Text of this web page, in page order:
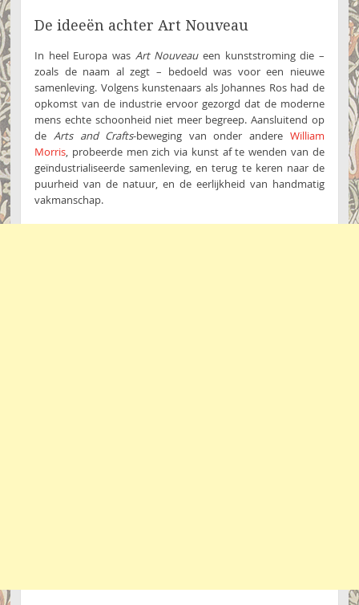
De ideeën achter Art Nouveau
In heel Europa was Art Nouveaueen kunststroming die –
zoals de naam al zegt – bedoeld was voor een nieuwe
samenleving. Volgens kunstenaars als Johannes Ros had de
opkomst van de industrie ervoor gezorgd dat de moderne
mens echte schoonheid niet meer begreep. Aansluitend op
de Arts and Crafts-beweging van onder andere William
Morris, probeerde men zich via kunst af te wenden van de
geïndustrialiseerde samenleving, en terug te keren naar de
puurheid van de natuur, en de eerlijkheid van handmatig
vakmanschap.